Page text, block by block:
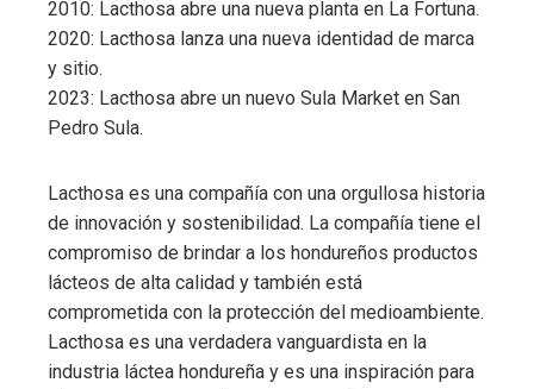
2010: Lacthosa abre una nueva planta en La Fortuna.
2020: Lacthosa lanza una nueva identidad de marca
y sitio.
2023: Lacthosa abre un nuevo Sula Market en San
Pedro Sula.
Lacthosa es una compañía con una orgullosa historia
de innovación y sostenibilidad. La compañía tiene el
compromiso de brindar a los hondureños productos
lácteos de alta calidad y también está
comprometida con la protección del medioambiente.
Lacthosa es una verdadera vanguardista en la
industria láctea hondureña y es una inspiración para